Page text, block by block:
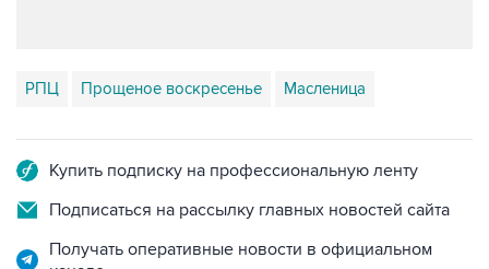
РПЦ Прощеное воскресенье Масленица
Купить подписку на профессиональную ленту
Подписаться на рассылку главных новостей сайта
Получать оперативные новости в официальном